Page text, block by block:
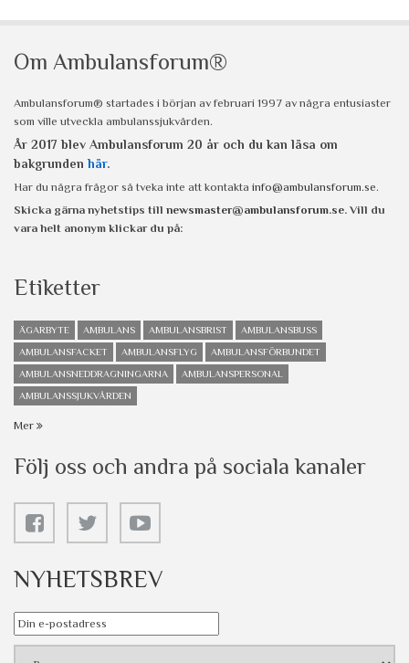
Om Ambulansforum®
Ambulansforum® startades i början av februari 1997 av några entusiaster
som ville utveckla ambulanssjukvården.
År 2017 blev Ambulansforum 20 år och du kan läsa om
bakgrunden här.
Har du några frågor så tveka inte att kontakta info@ambulansforum.se.
Skicka gärna nyhetstips till newsmaster@ambulansforum.se. Vill du
vara helt anonym klickar du på:
Etiketter
ÄGARBYTE AMBULANS AMBULANSBRIST
AMBULANSBUSS
AMBULANSFACKET
AMBULANSFLYG
AMBULANSFÖRBUNDET
AMBULANSNEDDRAGNINGARNA
AMBULANSPERSONAL
AMBULANSSJUKVÅRDEN
Mer
Följ oss och andra på sociala kanaler
NYHETSBREV